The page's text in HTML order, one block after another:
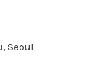
Seoul